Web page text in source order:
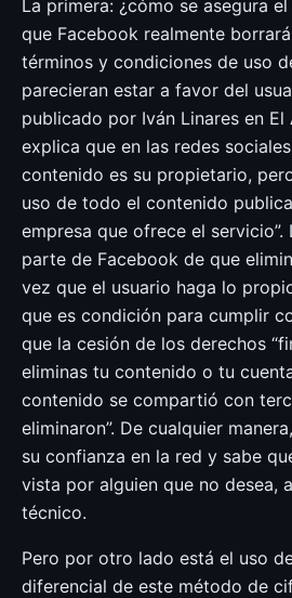
La primera: ¿cómo se asegura
que Facebook realmente
términos y condiciones de uso
parecieran estar a favor del
publicado por Iván Linares en
explica que en las redes
contenido es su propietario,
uso de todo el contenido
empresa que ofrece el
parte de Facebook de que
vez que el usuario haga lo
que es condición para cumplir
que la cesión de los derechos
eliminas tu contenido o tu
contenido se compartió con
eliminaron”. De cualquier
su confianza en la red y sabe
vista por alguien que no desea,
técnico.
Pero por otro lado está el uso
diferencial de este método de